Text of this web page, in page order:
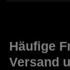
Häufige
Versand